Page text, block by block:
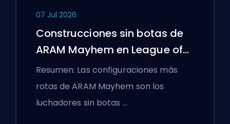
07 Jul 2026
Construcciones sin botas de
ARAM Mayhem en League of
Legends
Resumen: Las configuraciones más
rotas de ARAM Mayhem son los
luchadores sin botas …